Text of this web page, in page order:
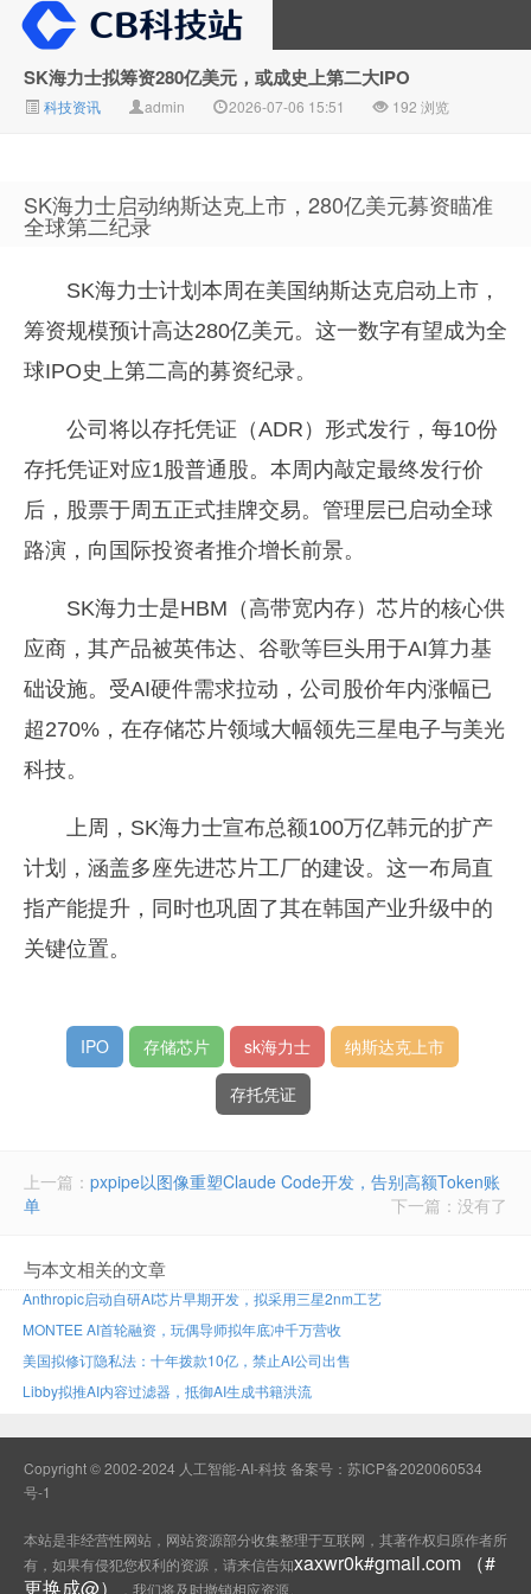
CB科技站
SK海力士拟筹资280亿美元，或成史上第二大IPO
科技资讯 admin 2026-07-06 15:51 192 浏览
SK海力士启动纳斯达克上市，280亿美元募资瞄准
全球第二纪录
SK海力士计划本周在美国纳斯达克启动上市，
筹资规模预计高达280亿美元。这一数字有望成为全
球IPO史上第二高的募资纪录。
公司将以存托凭证（ADR）形式发行，每10份
存托凭证对应1股普通股。本周内敲定最终发行价
后，股票于周五正式挂牌交易。管理层已启动全球
路演，向国际投资者推介增长前景。
SK海力士是HBM（高带宽内存）芯片的核心供
应商，其产品被英伟达、谷歌等巨头用于AI算力基
础设施。受AI硬件需求拉动，公司股价年内涨幅已
超270%，在存储芯片领域大幅领先三星电子与美光
科技。
上周，SK海力士宣布总额100万亿韩元的扩产
计划，涵盖多座先进芯片工厂的建设。这一布局直
指产能提升，同时也巩固了其在韩国产业升级中的
关键位置。
IPO 存储芯片 sk海力士
纳斯达克上市
存托凭证
上一篇： pxpipe以图像重塑Claude Code开发，告别高额Token账
单
下一篇：没有了
与本文相关的文章
Anthropic启动自研AI芯片早期开发，拟采用三星2nm工艺
MONTEE AI首轮融资，玩偶导师拟年底冲千万营收
美国拟修订隐私法：十年拨款10亿，禁止AI公司出售
Libby拟推AI内容过滤器，抵御AI生成书籍洪流
Copyright © 2002-2024 人工智能-AI-科技 备案号： 苏ICP备2020060534
号-1
本站是非经营性网站，网站资源部分收集整理于互联网，其著作权归原作者所
有，如果有侵犯您权利的资源，请来信告知xaxwr0k#gmail.com （#
更换成@）
，我们将及时撤销相应资源。